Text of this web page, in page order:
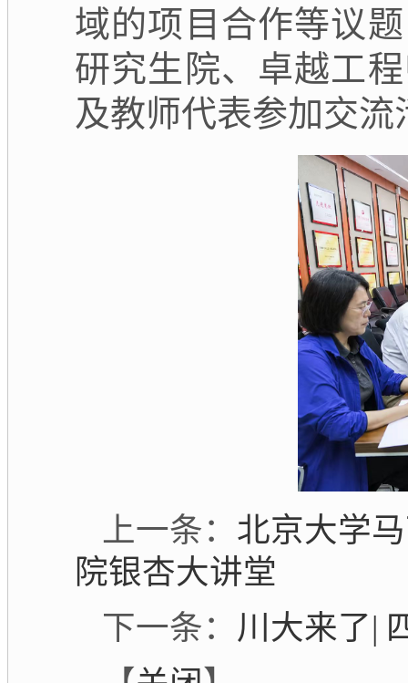
域的项目合作等议
研究生院、卓越工
及教师代表参加交流
上一条： 北京大学
院银杏大讲堂
下一条： 川大来了|